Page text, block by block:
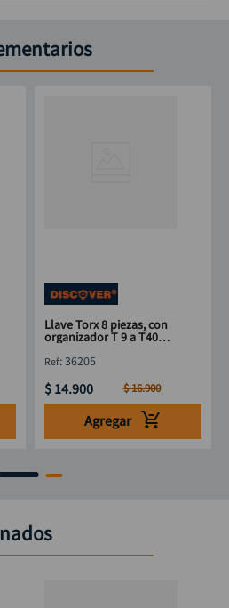
Llave Torx 8 piezas, con
organizador T 9 a T40
:36205
$ 14.900 $16.900
Agregar